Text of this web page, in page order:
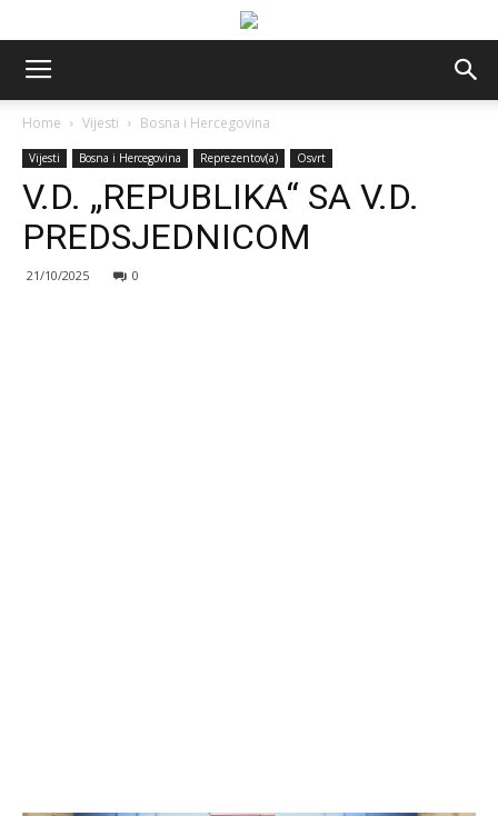
Home Vijesti Bosna i Hercegovina
Vijesti Bosna i Hercegovina Reprezentov(a) Osvrt
V.D. „REPUBLIKA“ SA V.D.
PREDSJEDNICOM
21/10/2025 0